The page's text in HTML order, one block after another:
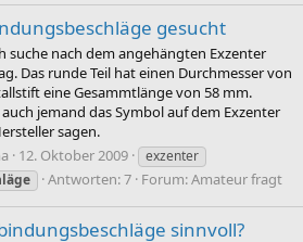
gesucht
suche nach dem angehängten Exzenter
Das runde Teil hat einen Durchmesser von
eine Gesammtlänge von 58 mm.
jemand das Symbol auf dem Exzenter
sagen.
12. Oktober 2009
exzenter
Antworten: 7 Forum:Amateur fragt
sinnvoll?